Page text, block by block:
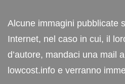
Alcune immagini pubblicate
Internet, nel caso in cui, il
d’autore, mandaci una mail
lowcost.info e verranno